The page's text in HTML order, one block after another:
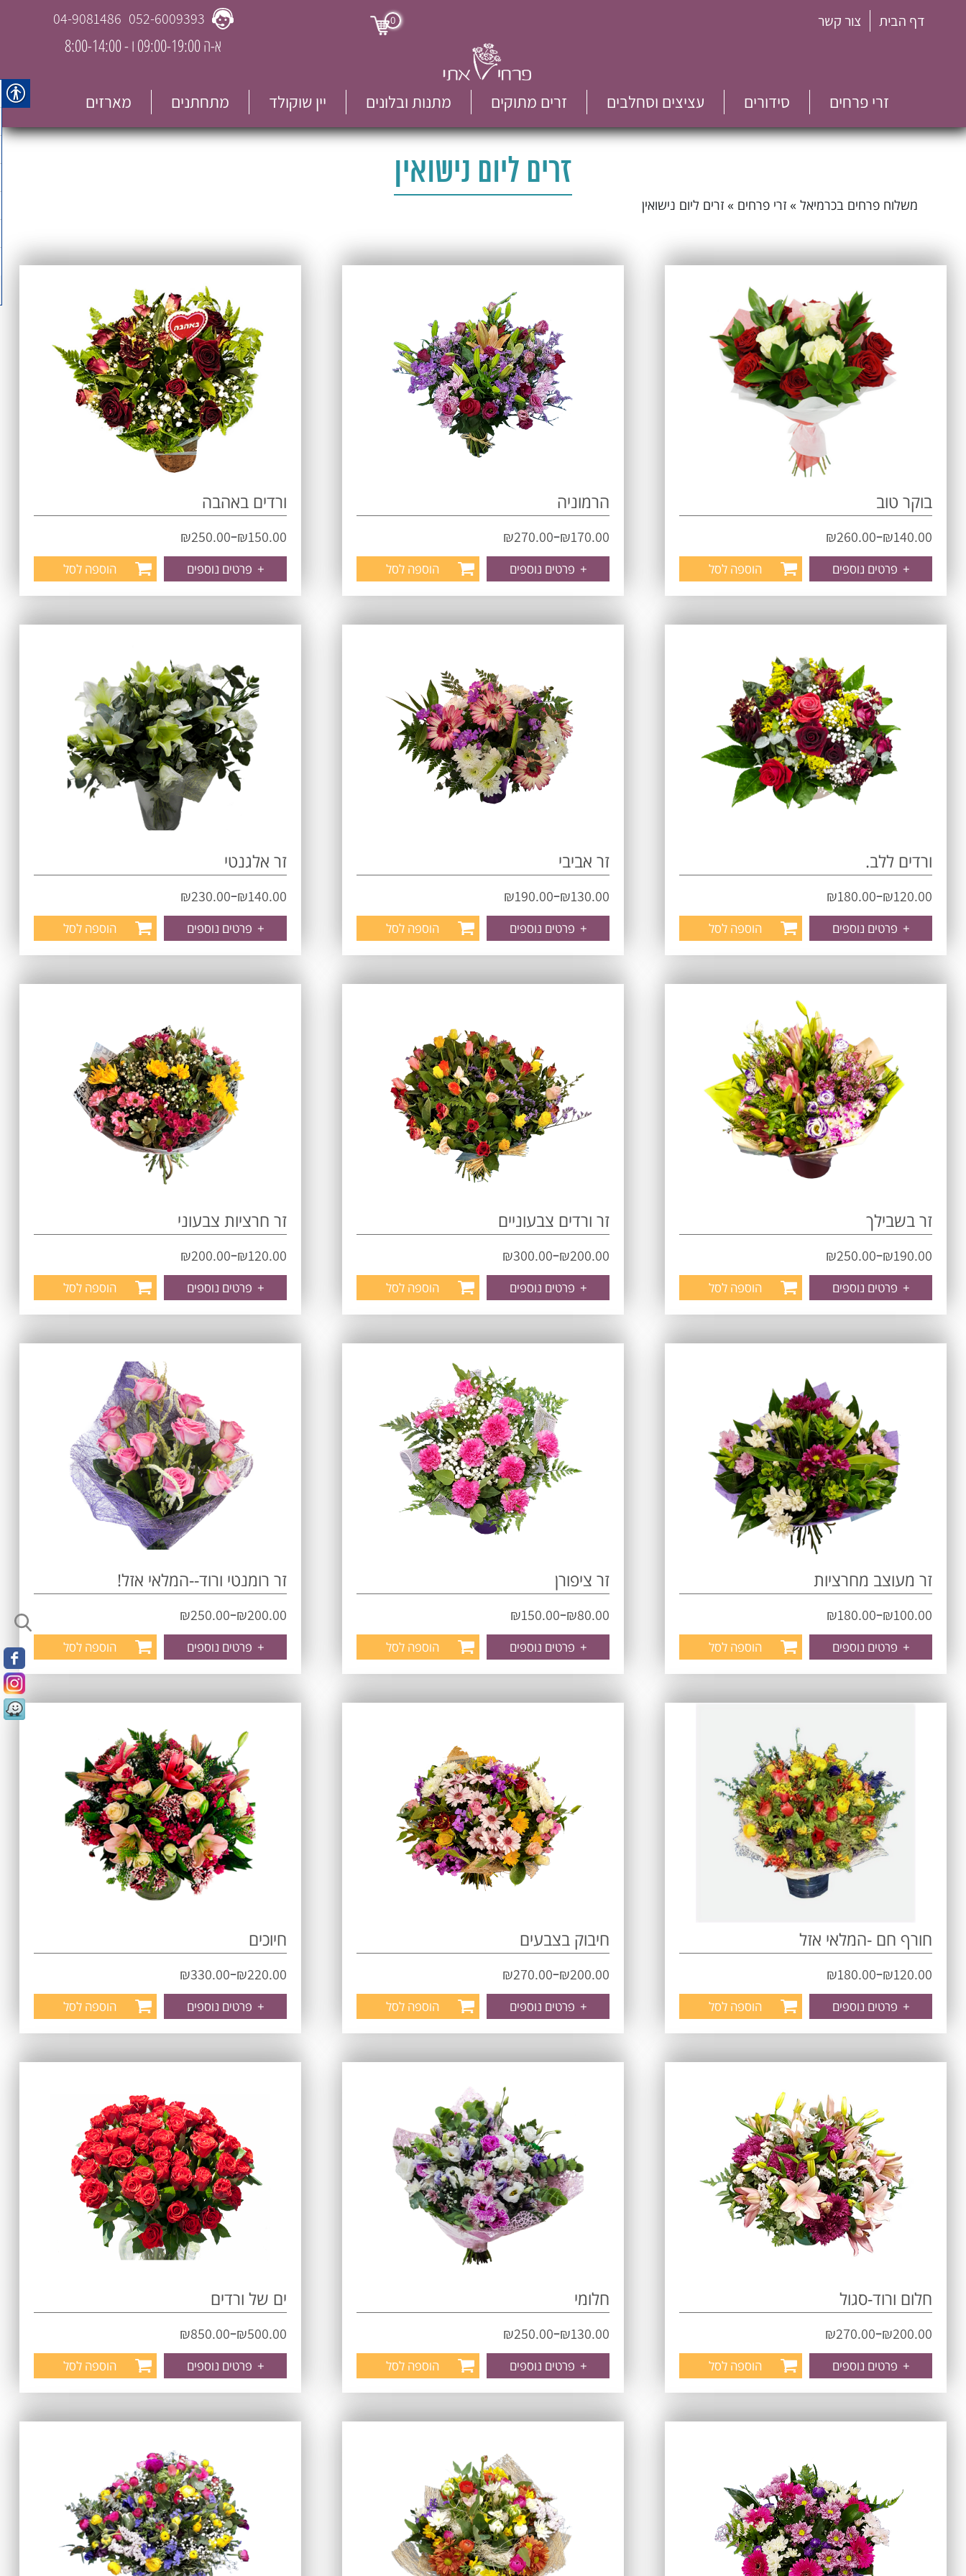
דף הבית צור קשר 0
052-6009393
04-9081486
א-ה 09:00-19:00 ו - 8:00-14:00
זרי פרחים סידורים עציצים וסחלבים זרים מתוקים מתנות ובלונים יין שוקולד מתחתנים מארזים
זרים ליום נישואין
משלוח פרחים בכרמיאל »זרי פרחים »זרים ליום נישואין
בוקר טוב
₪140.00
–
₪260.00
+ פרטים נוספים הוספה לסל
הרמוניה
₪170.00
–
₪270.00
+ פרטים נוספים הוספה לסל
ורדים באהבה
₪150.00
–
₪250.00
+ פרטים נוספים הוספה לסל
ורדים ללב.
₪120.00
–
₪180.00
+ פרטים נוספים הוספה לסל
זר אביבי
₪130.00
–
₪190.00
+ פרטים נוספים הוספה לסל
זר אלגנטי
₪140.00
–
₪230.00
+ פרטים נוספים הוספה לסל
זר בשבילך
₪190.00
–
₪250.00
+ פרטים נוספים הוספה לסל
זר ורדים צבעוניים
₪200.00
–
₪300.00
+ פרטים נוספים הוספה לסל
זר חרציות צבעוני
₪120.00
–
₪200.00
+ פרטים נוספים הוספה לסל
זר מעוצב מחרציות
₪100.00
–
₪180.00
+ פרטים נוספים הוספה לסל
זר ציפורן
₪80.00
–
₪150.00
+ פרטים נוספים הוספה לסל
זר רומנטי ורוד--המלאי אזל!
₪200.00
–
₪250.00
+ פרטים נוספים הוספה לסל
חורף חם -המלאי אזל
₪120.00
–
₪180.00
+ פרטים נוספים הוספה לסל
חיבוק בצבעים
₪200.00
–
₪270.00
+ פרטים נוספים הוספה לסל
חיוכים
₪220.00
–
₪330.00
+ פרטים נוספים הוספה לסל
חלום ורוד-סגול
₪200.00
–
₪270.00
+ פרטים נוספים הוספה לסל
חלומי
₪130.00
–
₪250.00
+ פרטים נוספים הוספה לסל
ים של ורדים
₪500.00
–
₪850.00
+ פרטים נוספים הוספה לסל